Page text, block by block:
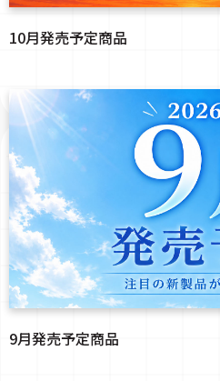
10月発売予定商品
9月発売予定商品